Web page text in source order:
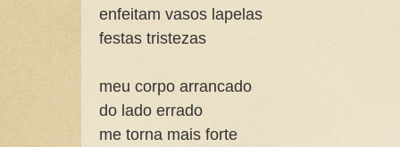
enfeitam vasos lapelas
festas tristezas
meu corpo arrancado
do lado errado
me torna mais forte